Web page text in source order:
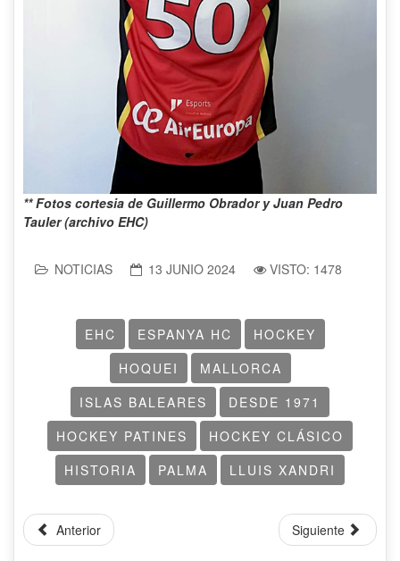
** Fotos cortesia de Guillermo Obrador y Juan Pedro
Tauler (archivo EHC)
NOTICIAS 13 JUNIO 2024 VISTO: 1478
EHC ESPANYA HC
HOCKEY
HOQUEI
MALLORCA
ISLAS BALEARES
DESDE 1971
HOCKEY PATINES
HOCKEY CLÁSICO
HISTORIA
PALMA LLUIS XANDRI
Anterior Siguiente